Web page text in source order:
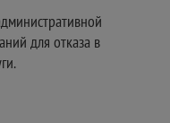
для отказа в